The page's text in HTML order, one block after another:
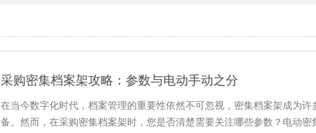
采购密集档案架攻略：参数与电动手动之分
在当今数字化时代，档案管理的重要性依然不可忽视，密集档案架成为许
备。然而，在采购密集档案架时，您是否清楚需要关注哪些参数？电动密